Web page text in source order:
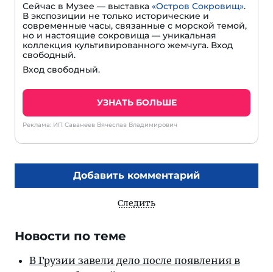
Сейчас в Музее — выставка «Остров Сокровищ».
В экспозиции не только исторические и
современные часы, связанные с морской темой,
но и настоящие сокровища — уникальная
коллекция культивированного жемчуга. Вход
свободный.
Вход свободный.
УЗНАТЬ БОЛЬШЕ
Реклама: ИП Саванеев Вячеслав Владимирович
Добавить комментарий
Следить
Новости по теме
В Грузии завели дело после появления в